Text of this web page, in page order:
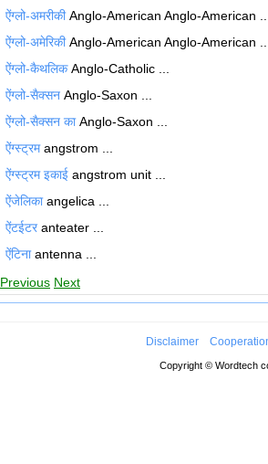
ऐंग्लो-अमरीकीAnglo-American Anglo-American
ऐंग्लो-अमेरिकीAnglo-American Anglo-American
ऐंग्लो-कैथलिकAnglo-Catholic ...
ऐंग्लो-सैक्सन Anglo-Saxon ...
ऐंग्लो-सैक्सन काAnglo-Saxon ...
ऐंग्स्ट्रमangstrom ...
ऐंग्स्ट्रम इकाई angstrom unit ...
ऐंजेलिकाangelica ...
ऐंटईटरanteater ...
ऐंटिनाantenna ...
Previous Next
Disclaimer
Copyright © Wordtech